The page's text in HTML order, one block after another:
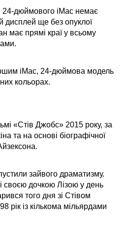
24-дюймового iMac немає
дисплей ще без опуклої
має прямі краї у всьому
iMac, 24-дюймова модель
кольорах.
«Стів Джобс» 2015 року, за
та на основі біографічної
зайвого драматизму.
своєю дочкою Лізою у день
того дня зі Стівом
рік із кількома мільярдами